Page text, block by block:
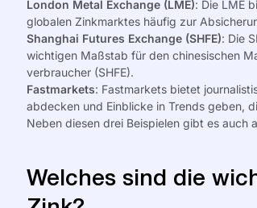
London Metal Exchange (LME): Die LME
globalen Zinkmarktes häufig zur
Shanghai Futures Exchange (SHFE): Die
wichtigen Maßstab für den chinesischen
verbraucher (SHFE).
Fastmarkets: Fastmarkets bietet
abdecken und Einblicke in Trends geben,
Neben diesen drei Beispielen gibt es auch
Welches sind die